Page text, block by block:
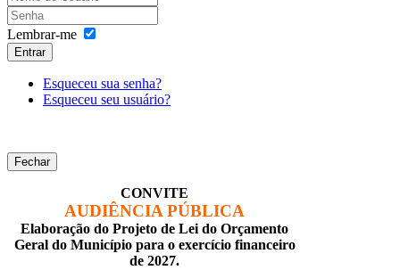
Lembrar-me
Entrar
Esqueceu sua senha?
Esqueceu seu usuário?
Fechar
CONVITE
AUDIÊNCIA PÚBLICA
Elaboração do Projeto de Lei do Orçamento
Geral do Município para o exercício financeiro
de 2027.